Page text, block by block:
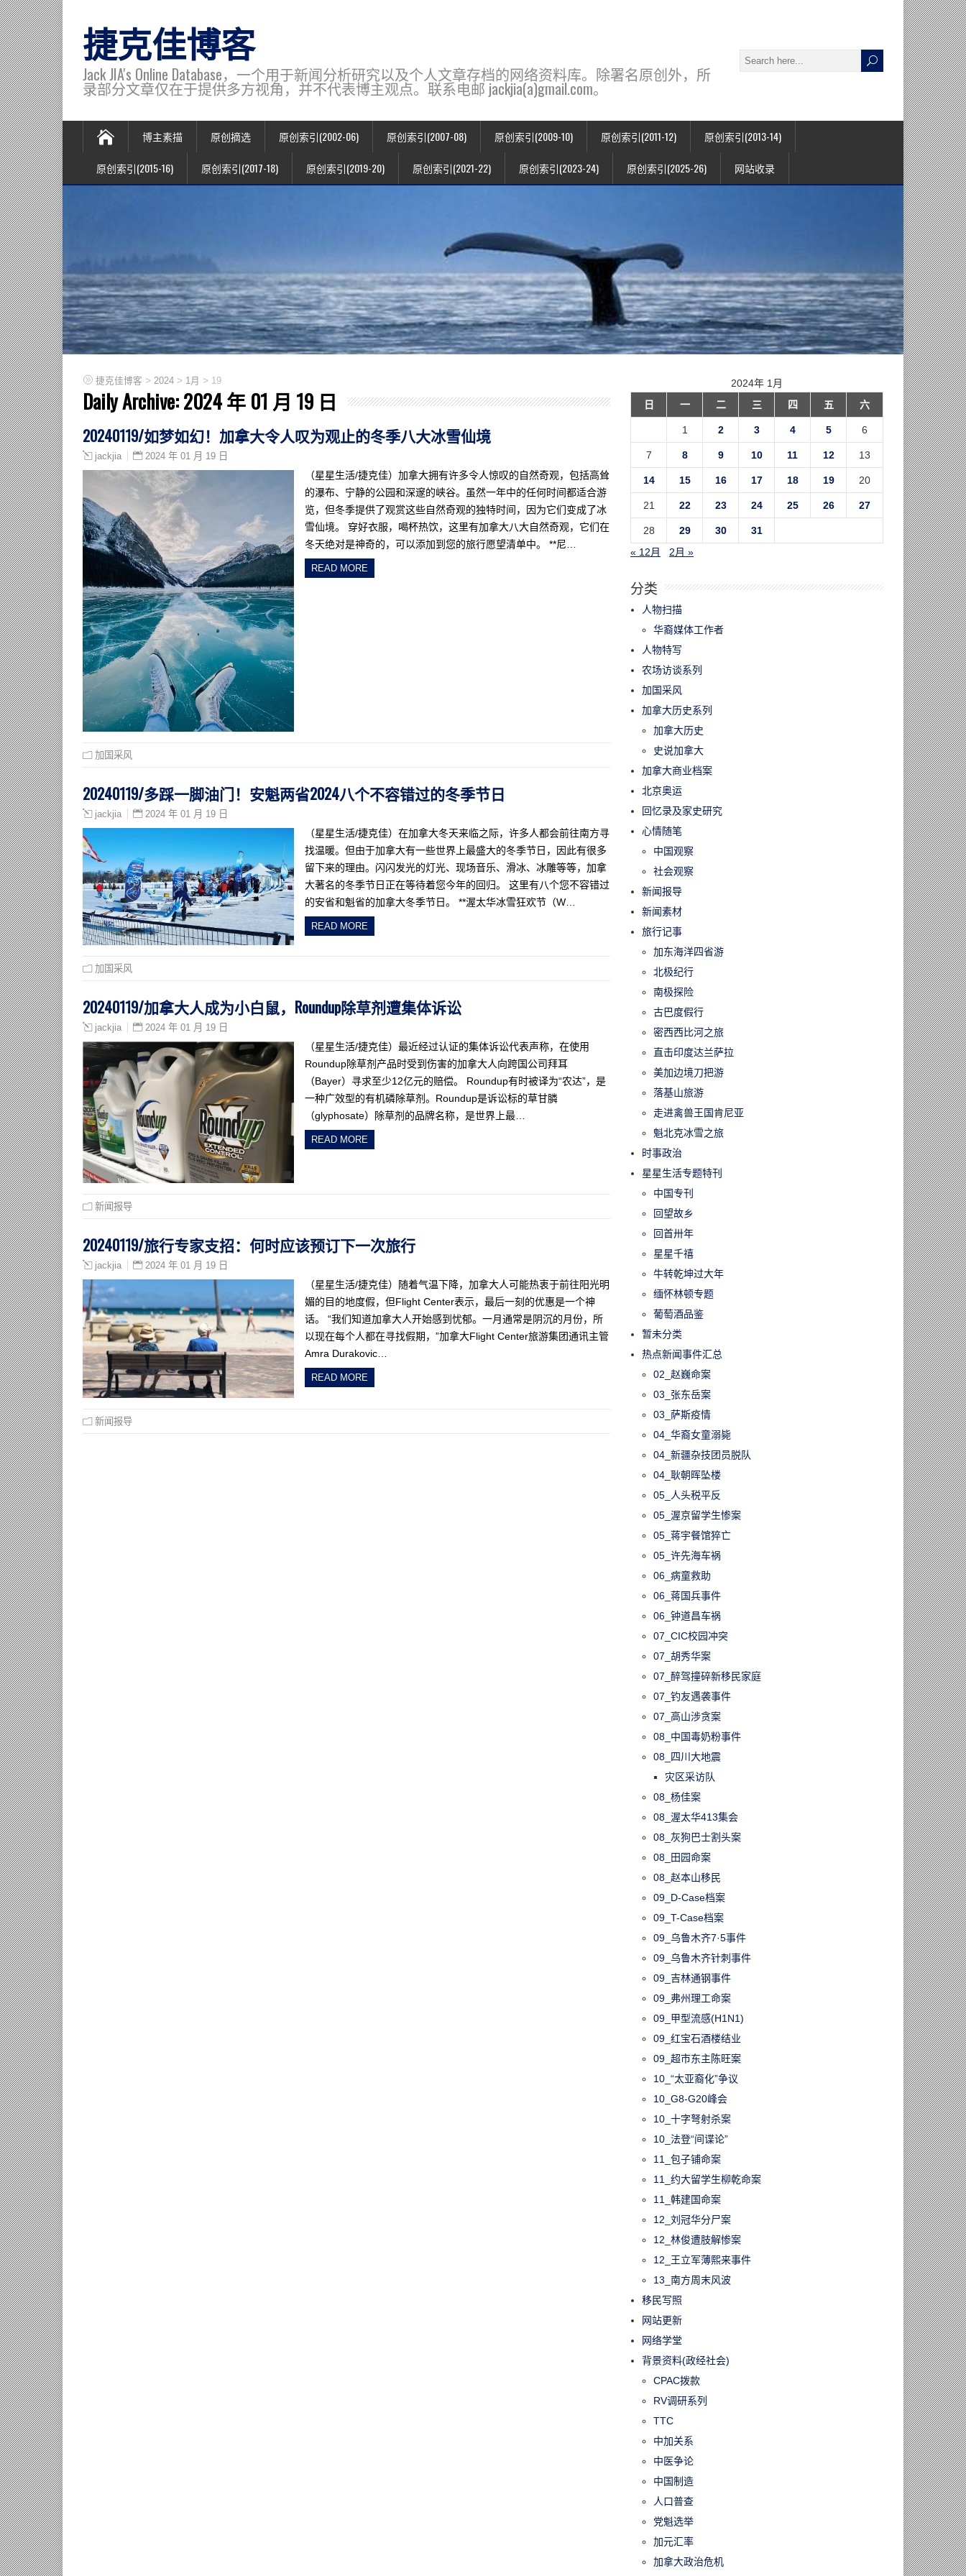
捷克佳博客
Jack JIA's Online Database，一个用于新闻分析研究以及个人文章存档的网络资料库。除署名原创外，所
录部分文章仅在于提供多方视角，并不代表博主观点。联系电邮 jackjia(a)gmail.com。
博主素描 原创摘选 原创索引(2002-06) 原创索引(2007-08) 原创索引(2009-10) 原创索引(2011-12) 原创索引(2013-14)
原创索引(2015-16) 原创索引(2017-18) 原创索引(2019-20) 原创索引(2021-22) 原创索引(2023-24) 原创索引(2025-26) 网站收录
捷克佳博客 > 2024 > 1月 > 19
Daily Archive:2024 年 01 月 19 日
20240119/如梦如幻！加拿大令人叹为观止的冬季八大冰雪仙境
jackjia 2024 年 01 月 19 日
（星星生活/捷克佳）加拿大拥有许多令人惊叹的自然奇观，包括高耸
的瀑布、宁静的公园和深邃的峡谷。虽然一年中的任何时间都适合游
览，但冬季提供了观赏这些自然奇观的独特时间，因为它们变成了冰
雪仙境。 穿好衣服，喝杯热饮，这里有加拿大八大自然奇观，它们在
冬天绝对是神奇的，可以添加到您的旅行愿望清单中。 **尼…
READ MORE
加国采风
20240119/多踩一脚油门！安魁两省2024八个不容错过的冬季节日
jackjia 2024 年 01 月 19 日
（星星生活/捷克佳）在加拿大冬天来临之际，许多人都会前往南方寻
找温暖。但由于加拿大有一些世界上最盛大的冬季节日，因此有很多
留下来的理由。闪闪发光的灯光、现场音乐、滑冰、冰雕等等，加拿
大著名的冬季节日正在等待着您今年的回归。 这里有八个您不容错过
的安省和魁省的加拿大冬季节日。 **渥太华冰雪狂欢节（W…
READ MORE
加国采风
20240119/加拿大人成为小白鼠，Roundup除草剂遭集体诉讼
jackjia 2024 年 01 月 19 日
（星星生活/捷克佳）最近经过认证的集体诉讼代表声称，在使用
Roundup除草剂产品时受到伤害的加拿大人向跨国公司拜耳
（Bayer）寻求至少12亿元的赔偿。 Roundup有时被译为“农达”，是
一种广效型的有机磷除草剂。Roundup是诉讼标的草甘膦
（glyphosate）除草剂的品牌名称，是世界上最…
READ MORE
新闻报导
20240119/旅行专家支招：何时应该预订下一次旅行
jackjia 2024 年 01 月 19 日
（星星生活/捷克佳）随着气温下降，加拿大人可能热衷于前往阳光明
媚的目的地度假，但Flight Center表示，最后一刻的优惠是一个神
话。 “我们知道加拿大人开始感到忧郁。一月通常是阴沉的月份，所
以现在每个人都在寻找假期，”加拿大Flight Center旅游集团通讯主管
Amra Durakovic…
READ MORE
新闻报导
2024年 1月
日
一 二 三 四 五 六
1 2 3 4 5 6
7 8 9 10 11 12 13
14 15 16 17 18 19 20
21 22 23 24 25 26 27
28 29 30
31
« 12月
2月 »
分类
人物扫描
华裔媒体工作者
人物特写
农场访谈系列
加国采风
加拿大历史系列
加拿大历史
史说加拿大
加拿大商业档案
北京奥运
回忆录及家史研究
心情随笔
中国观察
社会观察
新闻报导
新闻素材
旅行记事
加东海洋四省游
北极纪行
南极探险
古巴度假行
密西西比河之旅
直击印度达兰萨拉
美加边境刀把游
落基山旅游
走进禽兽王国肯尼亚
魁北克冰雪之旅
时事政治
星星生活专题特刊
中国专刊
回望故乡
回首卅年
星星千禧
牛转乾坤过大年
缅怀林顿专题
葡萄酒品鉴
暂未分类
热点新闻事件汇总
02_赵巍命案
03_张东岳案
03_萨斯疫情
04_华裔女童溺毙
04_新疆杂技团员脱队
04_耿朝晖坠楼
05_人头税平反
05_渥京留学生惨案
05_蒋宇餐馆猝亡
05_许先海车祸
06_病童救助
06_蒋国兵事件
06_钟道昌车祸
07_CIC校园冲突
07_胡秀华案
07_醉驾撞碎新移民家庭
07_钓友遇袭事件
07_高山涉贪案
08_中国毒奶粉事件
08_四川大地震
灾区采访队
08_杨佳案
08_渥太华413集会
08_灰狗巴士割头案
08_田园命案
08_赵本山移民
09_D-Case档案
09_T-Case档案
09_乌鲁木齐7·5事件
09_乌鲁木齐针刺事件
09_吉林通钢事件
09_弗州理工命案
09_甲型流感(H1N1)
09_红宝石酒楼结业
09_超市东主陈旺案
10_“太亚裔化”争议
10_G8-G20峰会
10_十字弩射杀案
10_法登“间谍论”
11_包子铺命案
11_约大留学生柳乾命案
11_韩建国命案
12_刘冠华分尸案
12_林俊遭肢解惨案
12_王立军薄熙来事件
13_南方周末风波
移民写照
网站更新
网络学堂
背景资料(政经社会)
CPAC拨款
RV调研系列
TTC
中加关系
中医争论
中国制造
人口普查
党魁选举
加元汇率
加拿大政治危机